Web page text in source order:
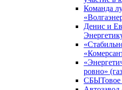
Команда
Денис и
ровно»
СБЫТовое